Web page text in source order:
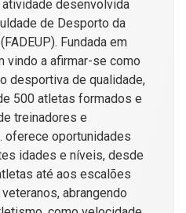
desenvolvida
de Desporto da
Fundada em
vindo a afirmar-se como
desportiva de qualidade,
500 atletas formados e
treinadores e
oportunidades
idades e níveis, desde
até aos escalões
abrangendo